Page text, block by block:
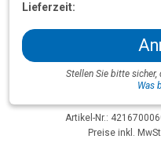
Lieferzeit:
Stellen Sie bitte
Was
Artikel-Nr.:
Preise inkl.